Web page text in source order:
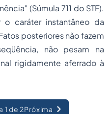
(Súmula 711 do STF).
o caráter instantâneo da
posteriores não fazem
não pesam na
rigidamente aferrado à
1 de 2Próxima